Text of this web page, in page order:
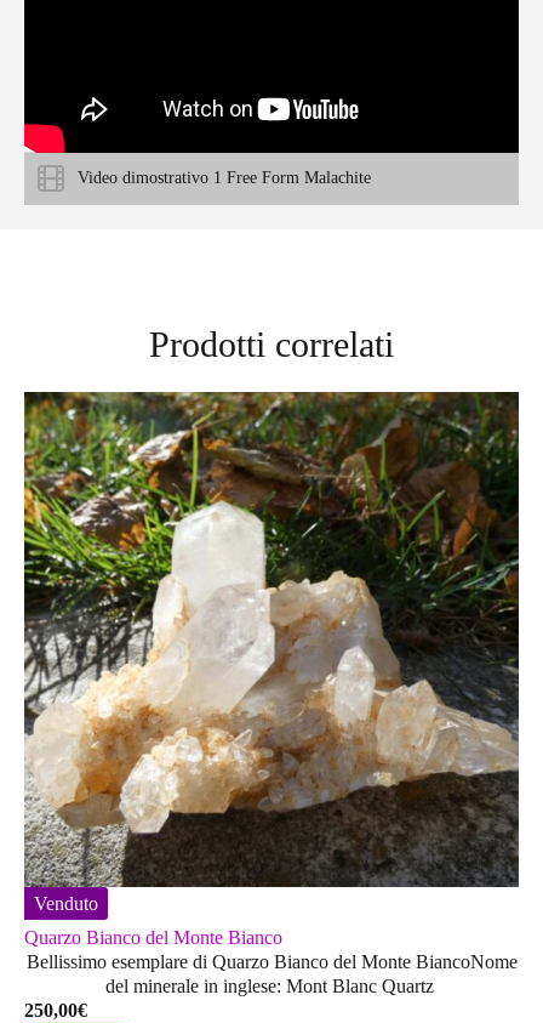
Video dimostrativo 1 Free Form Malachite
Prodotti correlati
Venduto
Quarzo Bianco del Monte Bianco
Bellissimo esemplare di Quarzo Bianco del Monte BiancoNome
del minerale in inglese: Mont Blanc Quartz
250,00€